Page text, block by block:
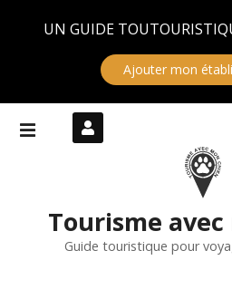
UN GUIDE
Ajouter mon
Tourisme
Guide touristique pour